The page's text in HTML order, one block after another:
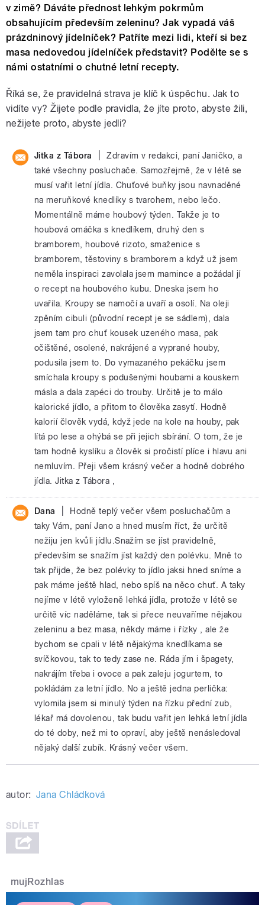
v zimě? Dáváte přednost lehkým pokrmům
obsahujícím především zeleninu? Jak vypadá váš
prázdninový jídelníček? Patříte mezi lidi, kteří si bez
masa nedovedou jídelníček představit? Podělte se s
námi ostatními o chutné letní recepty.
Říká se, že pravidelná strava je klíč k úspěchu. Jak to
vidíte vy? Žijete podle pravidla, že jíte proto, abyste žili,
nežijete proto, abyste jedli?
Jitka z Tábora
Zdravím v redakci, paní Janičko, a
také všechny posluchače. Samozřejmě, že v létě se
musí vařit letní jídla. Chuťové buňky jsou navnaděné
na meruňkové knedlíky s tvarohem, nebo lečo.
Momentálně máme houbový týden. Takže je to
houbová omáčka s knedlíkem, druhý den s
bramborem, houbové rizoto, smaženice s
bramborem, těstoviny s bramborem a když už jsem
neměla inspiraci zavolala jsem mamince a požádal jí
o recept na houbového kubu. Dneska jsem ho
uvařila. Kroupy se namočí a uvaří a osolí. Na oleji
zpěním cibuli (původní recept je se sádlem), dala
jsem tam pro chuť kousek uzeného masa, pak
očištěné, osolené, nakrájené a vyprané houby,
podusila jsem to. Do vymazaného pekáčku jsem
smíchala kroupy s podušenými houbami a kouskem
másla a dala zapéci do trouby. Určitě je to málo
kalorické jídlo, a přitom to člověka zasytí. Hodně
kalorií člověk vydá, když jede na kole na houby, pak
lítá po lese a ohýbá se při jejich sbírání. O tom, že je
tam hodně kyslíku a člověk si pročistí plíce i hlavu ani
nemluvím. Přeji všem krásný večer a hodně dobrého
jídla. Jitka z Tábora ,
Dana
Hodně teplý večer všem posluchačům a
taky Vám, paní Jano a hned musím říct, že určitě
nežiju jen kvůli jídlu.Snažím se jíst pravidelně,
především se snažím jíst každý den polévku. Mně to
tak přijde, že bez polévky to jídlo jaksi hned sníme a
pak máme ještě hlad, nebo spíš na něco chuť. A taky
nejíme v létě vyloženě lehká jídla, protože v létě se
určitě víc naděláme, tak si přece neuvaříme nějakou
zeleninu a bez masa, někdy máme i řízky , ale že
bychom se cpali v létě nějakýma knedlíkama se
svíčkovou, tak to tedy zase ne. Ráda jím i špagety,
nakrájím třeba i ovoce a pak zaleju jogurtem, to
pokládám za letní jídlo. No a ještě jedna perlička:
vylomila jsem si minulý týden na řízku přední zub,
lékař má dovolenou, tak budu vařit jen lehká letní jídla
do té doby, než mi to opraví, aby ještě nenásledoval
nějaký další zubík. Krásný večer všem.
autor: Jana Chládková
mujRozhlas